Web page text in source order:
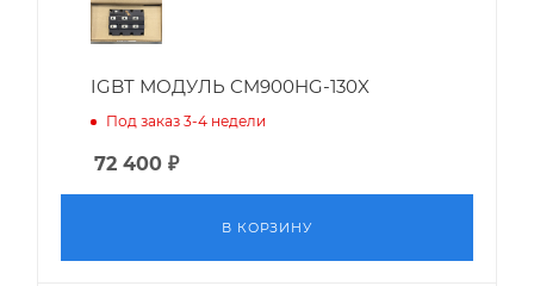
IGBT МОДУЛЬ CM900HG-130X
Под заказ 3-4 недели
72 400 ₽
В КОРЗИНУ